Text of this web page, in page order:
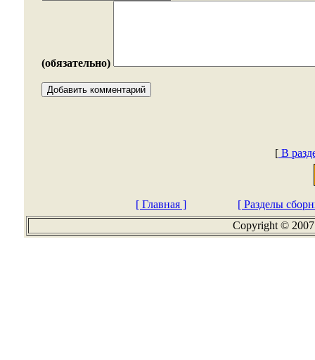
(обязательно)
[ В
[ Главная ]
[ Разделы
Copyright ©